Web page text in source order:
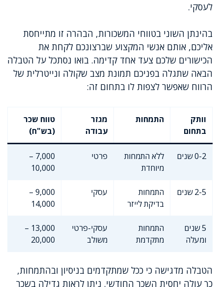
לעסקי.
בהינתן השוני בטווחי המשכורות, הבהרה זו מתייחסת
אליכם, אותם אנשי המקצוע שברצונכם לקחת את
הכישורים שלכם צעד אחד קדימה. בואו נסתכל על הטבלה
הבאה שתגלה בפניכם תמונת מצב שקולה ונייטרלית של
הרווח שאפשר לצפות לו בתחום זה:
וותק
בתחום
התמחות
מגזר
עבודה
טווח שכר
(בש"ח)
0-2 שנים
ללא התמחות
מיוחדת
פרטי
7,000 –
10,000
2-5 שנים
התמחות
בדיקת לייזר
עסקי
9,000 –
14,000
5 שנים
ומעלה
התמחות
מתקדמת
עסקי-פרטי
משולב
13,000 –
20,000
הטבלה מדגישה כי ככל שמתקדמים בניסיון ובהתמחות,
כך עולה יחסית השכר החודשי. ניתן לראות גדילה בשכר